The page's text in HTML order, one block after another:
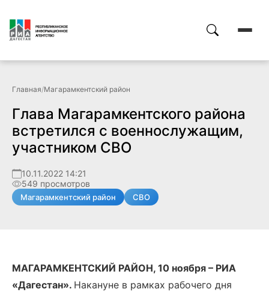
Главная/Магарамкентский район
Глава Магарамкентского района
встретился с военнослужащим,
участником СВО
10.11.2022 14:21
549 просмотров
Магарамкентский район СВО
МАГАРАМКЕНТСКИЙ РАЙОН, 10 ноября – РИА
«Дагестан». Накануне в рамках рабочего дня